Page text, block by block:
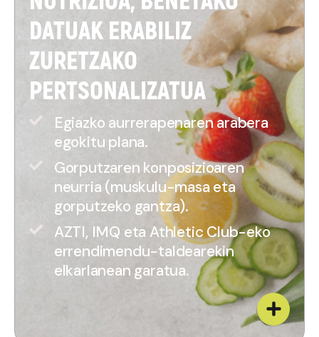
DATUAK ERABILIZ
ZURETZAKO
PERTSONALIZATUA
Egiazko aurrerapenaren arabera
egokitu plana.
Gorputzaren konposizioaren
neurria (muskulu-masa eta
gorputzeko gantza).
AZTI, IMQ eta Athletic Club-eko
errendimendu-taldearekin
elkarlanean garatua.